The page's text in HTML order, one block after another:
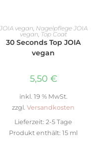
WEITERLESEN
JOIA vegan Nagelpflege JOIA
vegan Top Coat
30 Seconds Top JOIA
vegan
5,50 €
inkl. 19 % MwSt.
zzgl. Versandkosten
Lieferzeit: 2-5 Tage
Produkt enthält: 15 ml